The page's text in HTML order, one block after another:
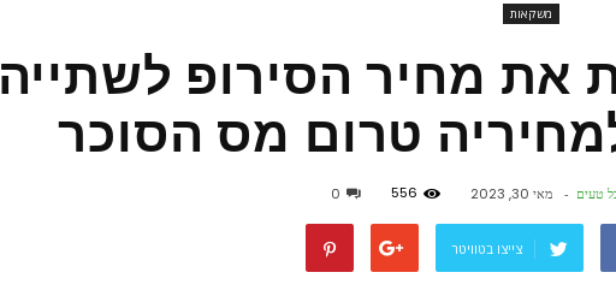
פורטל
משקאות
את מחיר הסירופ לשתייה
טעים - מאי 30, 2023 556
0
צייצו בטוויטר